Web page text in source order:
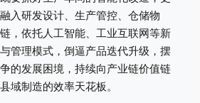
入研发设计、生产管控、仓储物
，依托人工智能、工业互联网等新
管理模式，倒逼产品迭代升级，摆
的发展困境，持续向产业链价值链
域制造的效率天花板。